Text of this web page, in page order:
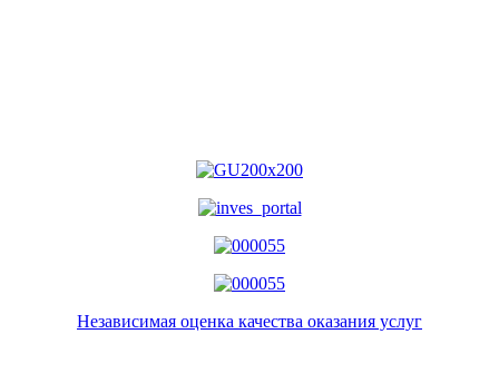
Независимая оценка качества оказания услуг